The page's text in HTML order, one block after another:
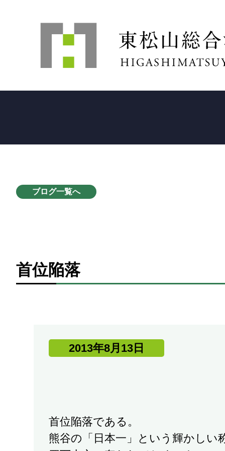
ブログ一覧へ
首位陥落
2013年8月13日
首位陥落である。
熊谷の「日本一」という輝かしい